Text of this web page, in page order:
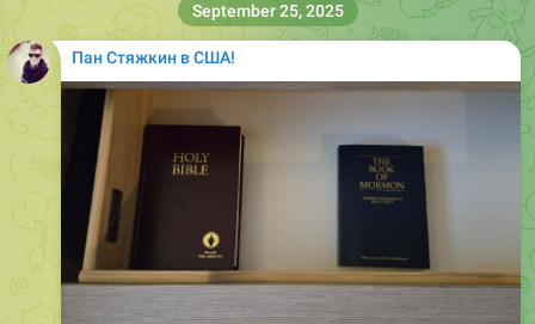
Пан Стяжкин в США!
September 25, 2025